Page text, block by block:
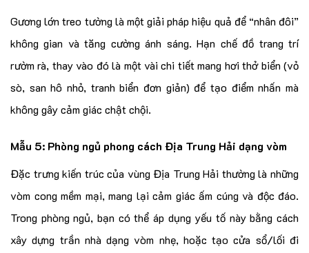
Gương lớn treo tường là một giải pháp hiệu quả để “nhân đôi”
không gian và tăng cường ánh sáng. Hạn chế đồ trang trí
rườm rà, thay vào đó là một vài chi tiết mang hơi thở biển (vỏ
sò, san hô nhỏ, tranh biển đơn giản) để tạo điểm nhấn mà
không gây cảm giác chật chội.
Mẫu 5: Phòng ngủ phong cách Địa Trung Hải dạng vòm
Đặc trưng kiến trúc của vùng Địa Trung Hải thường là những
vòm cong mềm mại, mang lại cảm giác ấm cúng và độc đáo.
Trong phòng ngủ, bạn có thể áp dụng yếu tố này bằng cách
xây dựng trần nhà dạng vòm nhẹ, hoặc tạo cửa sổ/lối đi